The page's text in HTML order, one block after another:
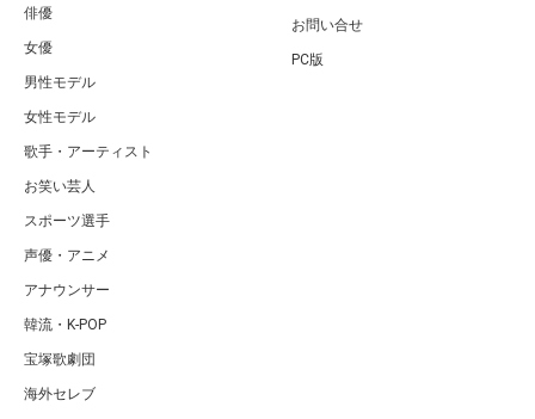
俳優
女優
男性モデル
女性モデル
歌手・アーティスト
お笑い芸人
スポーツ選手
声優・アニメ
アナウンサー
韓流・K-POP
宝塚歌劇団
海外セレブ
お問い合せ
PC版